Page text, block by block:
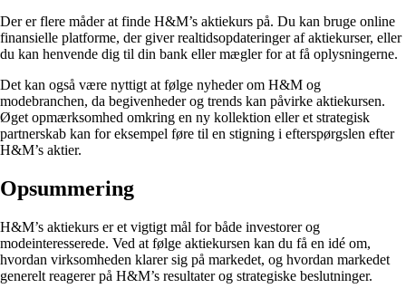
Der er flere måder at finde H&M’s aktiekurs på. Du kan bruge online
finansielle platforme, der giver realtidsopdateringer af aktiekurser, eller
du kan henvende dig til din bank eller mægler for at få oplysningerne.
Det kan også være nyttigt at følge nyheder om H&M og
modebranchen, da begivenheder og trends kan påvirke aktiekursen.
Øget opmærksomhed omkring en ny kollektion eller et strategisk
partnerskab kan for eksempel føre til en stigning i efterspørgslen efter
H&M’s aktier.
Opsummering
H&M’s aktiekurs er et vigtigt mål for både investorer og
modeinteresserede. Ved at følge aktiekursen kan du få en idé om,
hvordan virksomheden klarer sig på markedet, og hvordan markedet
generelt reagerer på H&M’s resultater og strategiske beslutninger.